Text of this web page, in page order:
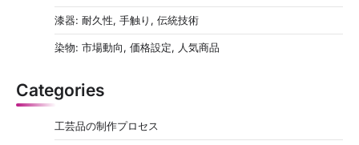
漆器: 耐久性, 手触り, 伝統技術
染物: 市場動向, 価格設定, 人気商品
Categories
工芸品の制作プロセス